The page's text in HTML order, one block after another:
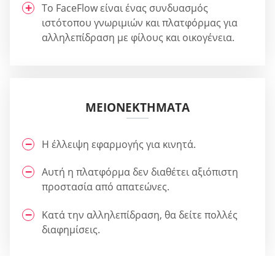
Το FaceFlow είναι ένας συνδυασμός
ιστότοπου γνωριμιών και πλατφόρμας για
αλληλεπίδραση με φίλους και οικογένεια.
ΜΕΙΟΝΕΚΤΉΜΑΤΑ
Η έλλειψη εφαρμογής για κινητά.
Αυτή η πλατφόρμα δεν διαθέτει αξιόπιστη
προστασία από απατεώνες.
Κατά την αλληλεπίδραση, θα δείτε πολλές
διαφημίσεις.